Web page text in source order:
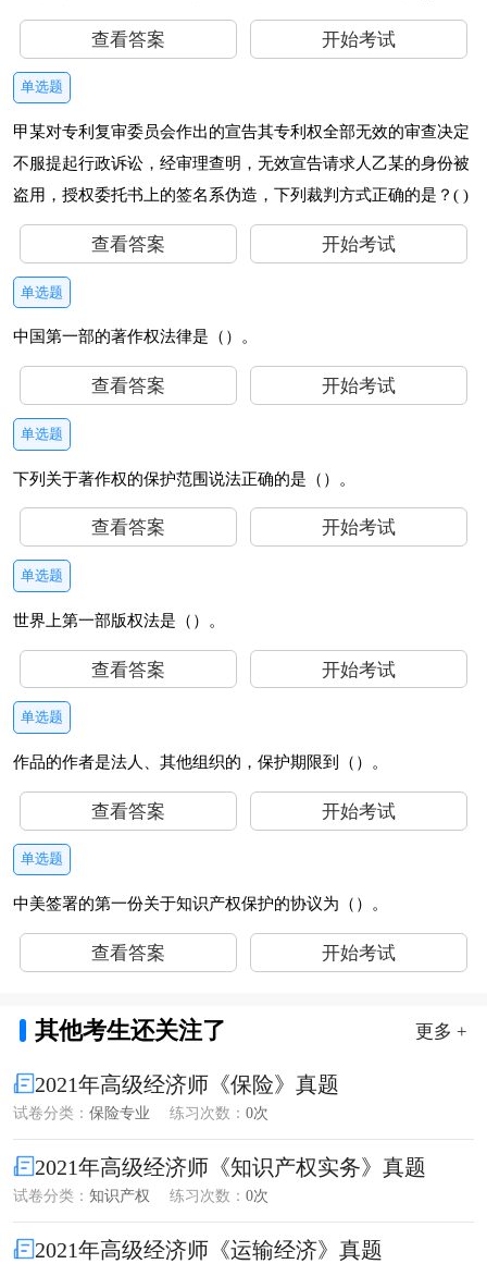
查看答案 开始考试
单选题
甲某对专利复审委员会作出的宣告其专利权全部无效的审查决定
不服提起行政诉讼，经审理查明，无效宣告请求人乙某的身份被
盗用，授权委托书上的签名系伪造，下列裁判方式正确的是？( )
查看答案 开始考试
单选题
中国第一部的著作权法律是（）。
查看答案 开始考试
单选题
下列关于著作权的保护范围说法正确的是（）。
查看答案 开始考试
单选题
世界上第一部版权法是（）。
查看答案 开始考试
单选题
作品的作者是法人、其他组织的，保护期限到（）。
查看答案 开始考试
单选题
中美签署的第一份关于知识产权保护的协议为（）。
查看答案 开始考试
其他考生还关注了 更多 +
2021年高级经济师《保险》真题
试卷分类： 保险专业 练习次数： 0次
2021年高级经济师《知识产权实务》真题
试卷分类： 知识产权 练习次数： 0次
2021年高级经济师《运输经济》真题